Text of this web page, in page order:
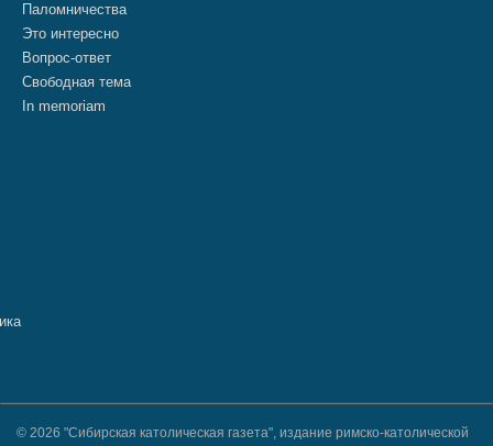
Паломничества
Это интересно
Вопрос-ответ
Свободная тема
In memoriam
© 2026 "Сибирская католическая газета", издание римско-католической